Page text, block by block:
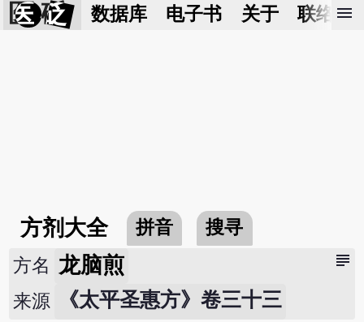
医 砭 数据库 电子书 关于 联络我
menu
方剂大全 拼音 搜寻
subject
方名 龙脑煎
来源 《太平圣惠方》卷三十三